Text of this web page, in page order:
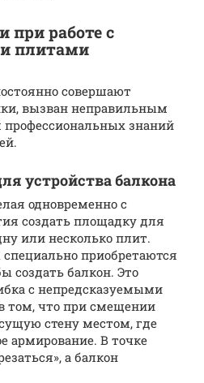
работе с
плитами
совершают
вызван неправильным
профессиональных знаний
устройства балкона
одновременно с
создать площадку для
или несколько плит.
приобретаются
создать балкон. Это
с непредсказуемыми
том, что при смещении
стену местом, где
армирование. В точке
а балкон